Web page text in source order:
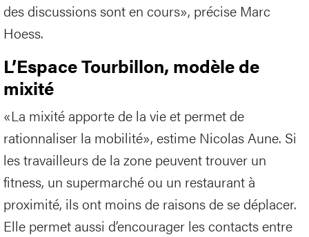
des discussions sont en cours», précise Marc
Hoess.
L’Espace Tourbillon, modèle de
mixité
«La mixité apporte de la vie et permet de
rationnaliser la mobilité», estime Nicolas Aune. Si
les travailleurs de la zone peuvent trouver un
fitness, un supermarché ou un restaurant à
proximité, ils ont moins de raisons de se déplacer.
Elle permet aussi d’encourager les contacts entre